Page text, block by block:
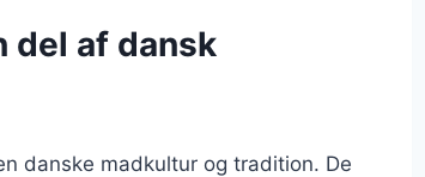
del af dansk
danske madkultur og tradition. De